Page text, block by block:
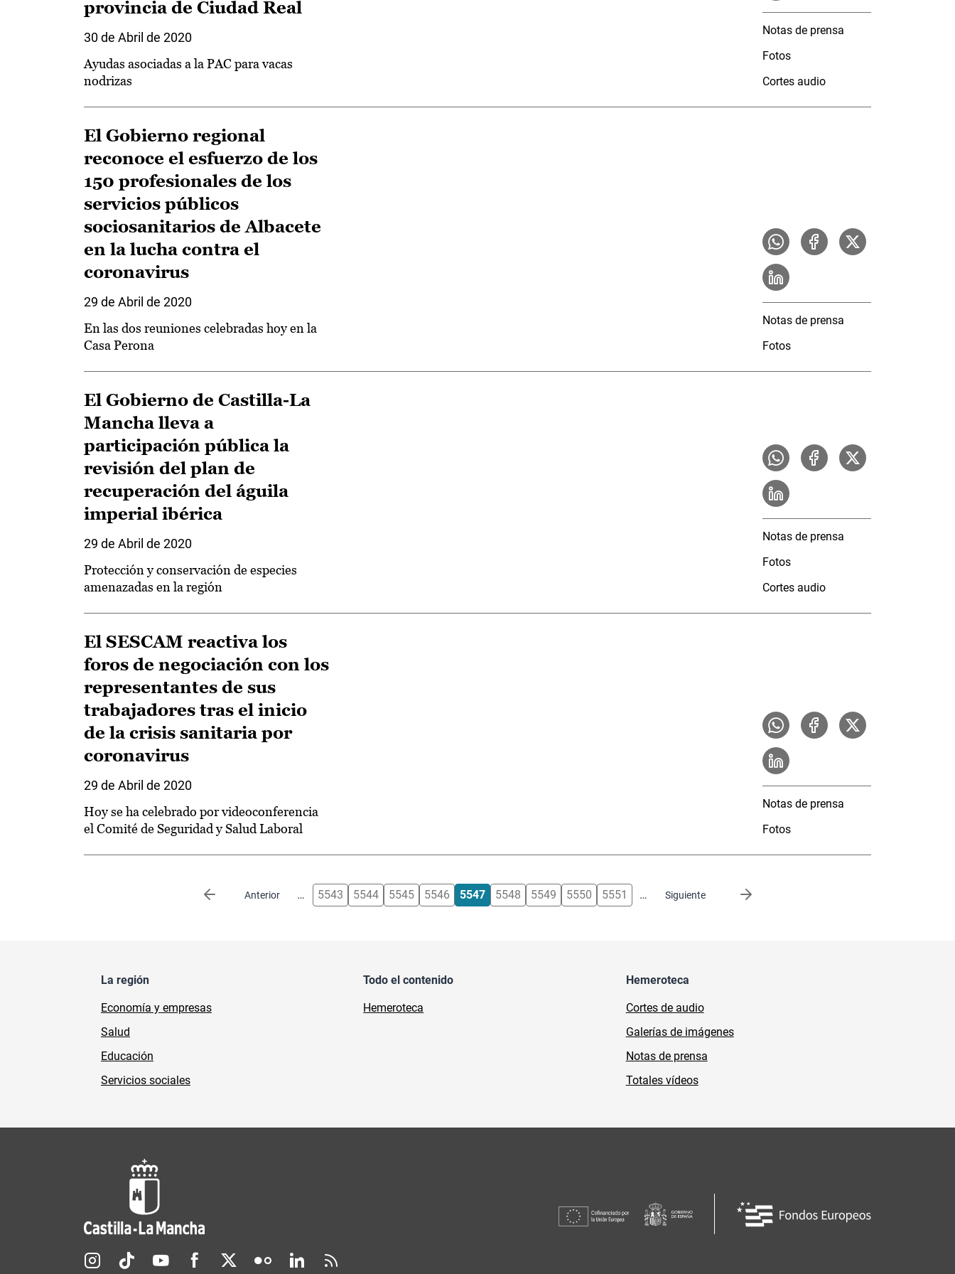
provincia de Ciudad Real
30 de Abril de 2020
Ayudas asociadas a la PAC para vacas
nodrizas
Notas de prensa
Fotos
Cortes audio
El Gobierno regional
reconoce el esfuerzo de los
150 profesionales de los
servicios públicos
sociosanitarios de Albacete
en la lucha contra el
coronavirus
29 de Abril de 2020
En las dos reuniones celebradas hoy en la
Casa Perona
Notas de prensa
Fotos
El Gobierno de Castilla-La
Mancha lleva a
participación pública la
revisión del plan de
recuperación del águila
imperial ibérica
29 de Abril de 2020
Protección y conservación de especies
amenazadas en la región
Notas de prensa
Fotos
Cortes audio
El SESCAM reactiva los
foros de negociación con los
representantes de sus
trabajadores tras el inicio
de la crisis sanitaria por
coronavirus
29 de Abril de 2020
Hoy se ha celebrado por videoconferencia
el Comité de Seguridad y Salud Laboral
Notas de prensa
Fotos
Anterior
Página anterior … 5543 5544 5545 5546 5547 5548 5549 5550 5551 … Siguiente
Siguiente página
La región
Economía y empresas
Salud
Educación
Servicios sociales
Todo el contenido
Hemeroteca
Hemeroteca
Cortes de audio
Galerías de imágenes
Notas de prensa
Totales vídeos
Redes sociales JCCM